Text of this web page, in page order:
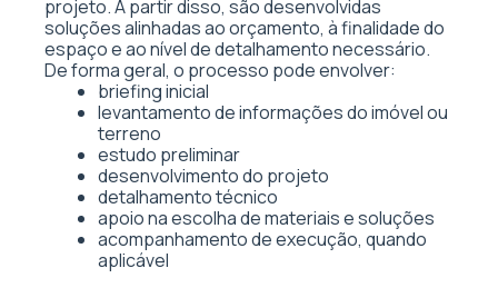
projeto. A partir disso, são desenvolvidas
soluções alinhadas ao orçamento, à finalidade do
espaço e ao nível de detalhamento necessário.
De forma geral, o processo pode envolver:
briefing inicial
levantamento de informações do imóvel ou
terreno
estudo preliminar
desenvolvimento do projeto
detalhamento técnico
apoio na escolha de materiais e soluções
acompanhamento de execução, quando
aplicável